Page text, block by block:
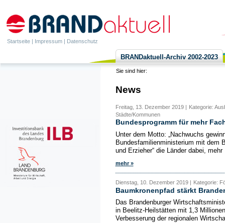
Startseite | Impressum | Datenschutz
BRANDaktuell-Archiv 2002-2023
Sie sind hier:
News
Freitag, 13. Dezember 2019 |
Kategorie:
Städte/Kommunen
Bundesprogramm für mehr
Unter dem Motto: „Nachwuchs
Bundesfamilienministerium mit dem
und Erzieher“ die Länder dabei,
mehr »
Dienstag, 10. Dezember 2019 | Kategorie:
Baumkronenpfad stärkt
Das Brandenburger
in Beelitz-Heilstätten mit 1,3
Verbesserung der regionalen